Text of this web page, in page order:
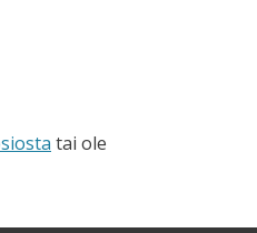
tai ole